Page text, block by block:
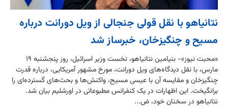
نتانیاهو با نقل قولی جنجالی از ویل دورانت درباره
مسیح و چنگیزخان، خبرساز شد
«محبت نیوز»- بنیامین نتانیاهو، نخست وزیر اسرائیل، روز پنجشنبه ۱۹
مارس، با نقل دیدگاه‌های ویل دورانت، مورخ مشهور آمریکایی، درباره قدرت
چنگیزخان و مقایسه آن با عیسی مسیح، واکنش‌ها و بحث‌های گسترده‌ای را
برانگیخت. این اظهارات در یک کنفرانس مطبوعاتی در اورشلیم بیان شد.
نتانیاهو در سخنان خود، ض...